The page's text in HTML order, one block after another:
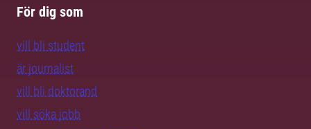
För dig som
vill bli student
är journalist
vill bli doktorand
vill söka jobb